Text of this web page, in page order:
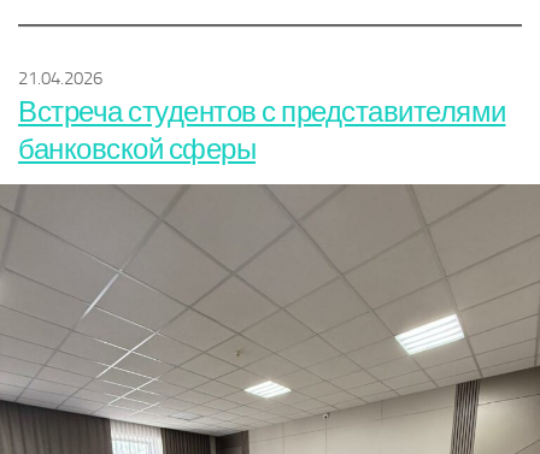
21.04.2026
Встреча студентов с представителями
банковской сферы